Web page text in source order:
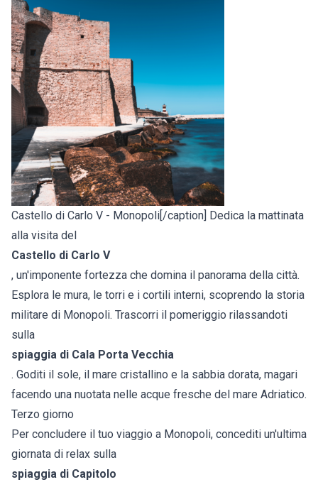
Castello di Carlo V - Monopoli[/caption] Dedica la mattinata
alla visita del
Castello di Carlo V
, un'imponente fortezza che domina il panorama della città.
Esplora le mura, le torri e i cortili interni, scoprendo la storia
militare di Monopoli. Trascorri il pomeriggio rilassandoti
sulla
spiaggia di Cala Porta Vecchia
. Goditi il sole, il mare cristallino e la sabbia dorata, magari
facendo una nuotata nelle acque fresche del mare Adriatico.
Terzo giorno
Per concludere il tuo viaggio a Monopoli, concediti un'ultima
giornata di relax sulla
spiaggia di Capitolo